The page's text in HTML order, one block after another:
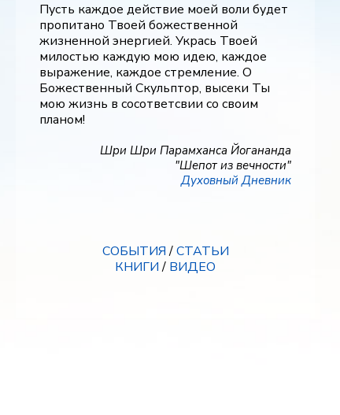
Пусть каждое действие моей воли будет
пропитано Твоей божественной
жизненной энергией. Укрась Твоей
милостью каждую мою идею, каждое
выражение, каждое стремление. О
Божественный Скульптор, высеки Ты
мою жизнь в сосответсвии со своим
планом!
Шри Шри Парамханса Йогананда
"Шепот из вечности"
Духовный Дневник
СОБЫТИЯ/СТАТЬИ
КНИГИ/ ВИДЕО